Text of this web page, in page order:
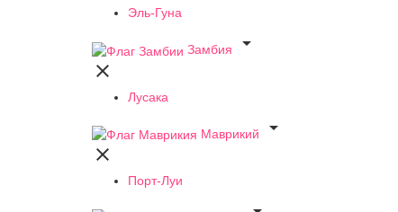
Эль-Гуна
Замбия


Лусака
Маврикий


Порт-Луи